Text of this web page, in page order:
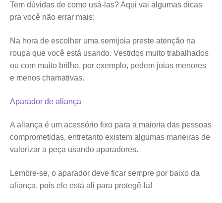
Tem dúvidas de como usá-las? Aqui vai algumas dicas
pra você não errar mais:
Na hora de escolher uma semijoia preste atenção na
roupa que você está usando. Vestidos muito trabalhados
ou com muito brilho, por exemplo, pedem joias menores
e menos chamativas.
Aparador de aliança
A aliança é um acessório fixo para a maioria das pessoas
comprometidas, entretanto existem algumas maneiras de
valorizar a peça usando aparadores.
Lembre-se, o aparador deve ficar sempre por baixo da
aliança, pois ele está ali para protegê-la!